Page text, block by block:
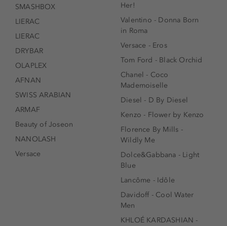
SMASHBOX
LIERAC
LIERAC
DRYBAR
OLAPLEX
AFNAN
SWISS ARABIAN
ARMAF
Beauty of Joseon
NANOLASH
Versace
Her!
Valentino - Donna Born
in Roma
Versace - Eros
Tom Ford - Black Orchid
Chanel - Coco
Mademoiselle
Diesel - D By Diesel
Kenzo - Flower by Kenzo
Florence By Mills -
Wildly Me
Dolce&Gabbana - Light
Blue
Lancôme - Idôle
Davidoff - Cool Water
Men
KHLOÉ KARDASHIAN -